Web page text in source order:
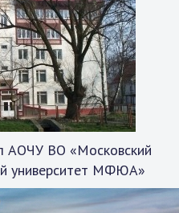
АОЧУ ВО «Московский
университет МФЮА»